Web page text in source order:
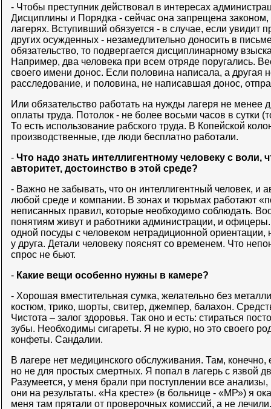
- Чтобы преступник действовал в интересах
Дисциплины и Порядка - сейчас она запрещена законом,
лагерях. Вступивший обязуется - в случае, если увидит
других осужденных - незамедлительно доносить в
обязательство, то подвергается дисциплинарному
Например, два человека при всем отряде поругались.
своего имени донос. Если половина написала, а другая
расследование, и половина, не написавшая донос,
Или обязательство работать на нужды лагеря не менее
оплаты труда. Потолок - не более восьми часов в сутки
То есть использование рабского труда. В Копейской
производственные, где люди бесплатно работали.
- Что надо знать интеллигентному человеку с воли,
авторитет, достоинство в этой среде?
- Важно не забывать, что он интеллигентный человек, и
любой среде и компании. В зонах и тюрьмах работают
неписанных правил, которые необходимо соблюдать.
понятиям живут и работники администрации, и офицеры.
одной посуды с человеком нетрадиционной ориентации,
у друга. Детали человеку пояснят со временем. Что
спрос не бьют.
- Какие вещи особенно нужны в камере?
- Хорошая вместительная сумка, желательно без
костюм, трико, шорты, свитер, джемпер, балахон.
Чистота – залог здоровья. Так оно и есть: стираться
зубы. Необходимы сигареты. Я не курю, но это своего
конфеты. Сандалии.
В лагере нет медицинского обслуживания. Там, конечно,
но не для простых смертных. Я попал в лагерь с язвой
Разумеется, у меня брали при поступлении все
они на результаты. «На кресте» (в больнице - «МР») я
меня там прятали от проверочных комиссий, а не лечили.